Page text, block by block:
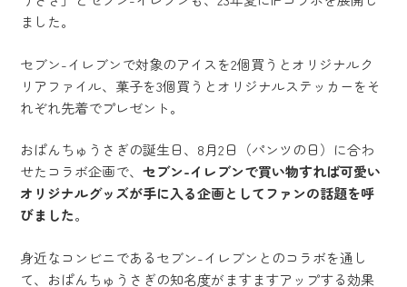
ました。
セブン-イレブンで対象のアイスを2個買うとオリジナルク
リアファイル、菓子を3個買うとオリジナルステッカーをそ
れぞれ先着でプレゼント。
おぱんちゅうさぎの誕生日、8月2日（パンツの日）に合わ
せたコラボ企画で、セブン-イレブンで買い物すれば可愛い
オリジナルグッズが手に入る企画としてファンの話題を呼
びました。
身近なコンビニであるセブン-イレブンとのコラボを通し
て、おぱんちゅうさぎの知名度がますますアップする効果